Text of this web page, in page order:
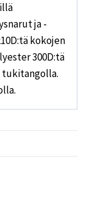
ja -
kokojen
300D:tä
tukitangolla.